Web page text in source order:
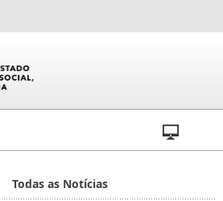
Todas as Notícias